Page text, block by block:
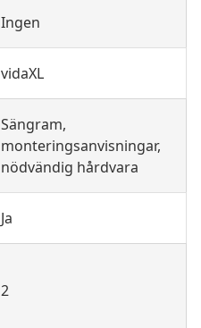
Ingen
vidaXL
Sängram,
monteringsanvisningar,
nödvändig hårdvara
Ja
2